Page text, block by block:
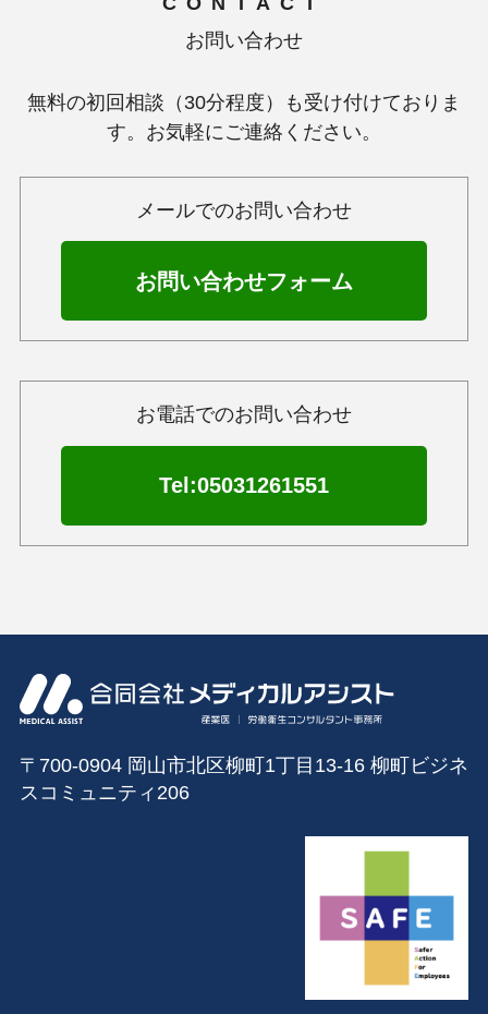
お問い合わせ
無料の初回相談（30分程度）も受け付けておりま
す。お気軽にご連絡ください。
メールでのお問い合わせ
お問い合わせフォーム
お電話でのお問い合わせ
Tel:05031261551
〒700-0904 岡山市北区柳町1丁目13‐16 柳町ビジネ
スコミュニティ206